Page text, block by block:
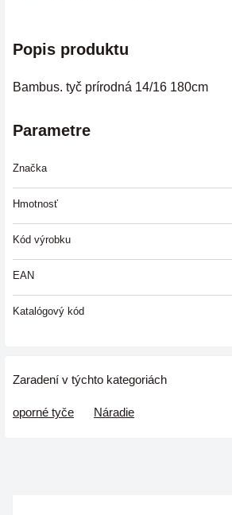
Popis produktu
Bambus. tyč prírodná 14/16 180cm
Parametre
Značka
Hmotnosť
Kód výrobku
EAN
Katalógový kód
Zaradení v týchto kategoriách
oporné tyče Náradie